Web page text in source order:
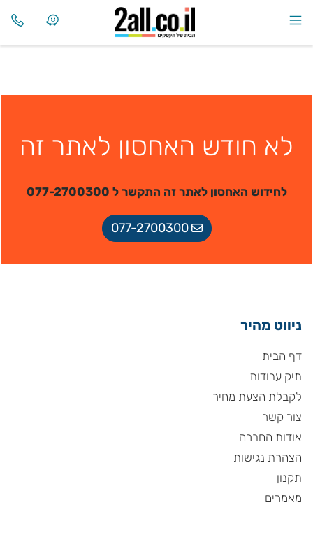
לא חודש האחסון לאתר זה
לחידוש האחסון לאתר זה התקשר ל 077-2700300
077-2700300
ניווט מהיר
דף הבית
תיק עבודות
לקבלת הצעת מחיר
צור קשר
אודות החברה
הצהרת נגישות
תקנון
מאמרים